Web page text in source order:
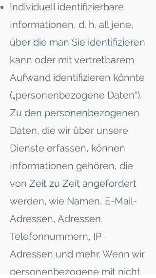
Individuell identifizierbare
Informationen, d. h. all jene,
über die man Sie identifizieren
kann oder mit vertretbarem
Aufwand identifizieren könnte
(„personenbezogene Daten“).
Zu den personenbezogenen
Daten, die wir über unsere
Dienste erfassen, können
Informationen gehören, die
von Zeit zu Zeit angefordert
werden, wie Namen, E-Mail-
Adressen, Adressen,
Telefonnummern, IP-
Adressen und mehr. Wenn wir
personenbezogene mit nicht